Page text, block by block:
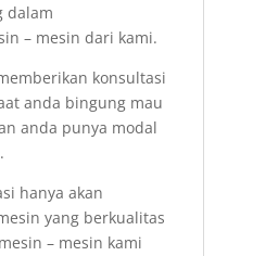
dalam
– mesin dari kami.
konsultasi
anda bingung mau
anda punya modal
hanya akan
yang berkualitas
– mesin kami